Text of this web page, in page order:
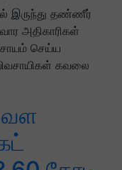
இருந்து தண்ணீர்
அதிகாரிகள்
செய்ய
கவலை
வள